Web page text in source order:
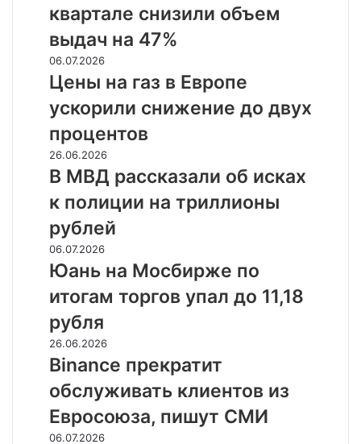
квартале
снизили
объем
выдач
47%
квартале снизили объем
выдач на 47%
Цены
на
газ
в
Европе
ускорили
снижение
до
процентов
06.07.2026
Цены на газ в Европе
ускорили снижение до двух
процентов
В
МВД
рассказали
об
исках
к
полиции
на
рублей
26.06.2026
В МВД рассказали об исках
к полиции на триллионы
рублей
Юань
на
Мосбирже
по
итогам
торгов
упал
до
11,18
рубля
06.07.2026
Юань на Мосбирже по
итогам торгов упал до 11,18
рубля
Binance
прекратит
обслуживать
клиентов
из
Евросоюза,
26.06.2026
Binance прекратит
обслуживать клиентов из
Евросоюза, пишут СМИ
Выдача
06.07.2026